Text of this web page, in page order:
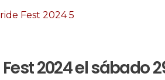
2024 el sábado